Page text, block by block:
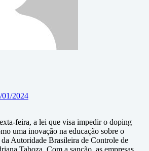
01/2024
feira, a lei que visa impedir o doping
uma inovação na educação sobre o
da Autoridade Brasileira de Controle de
Taboza. Com a sanção, as empresas